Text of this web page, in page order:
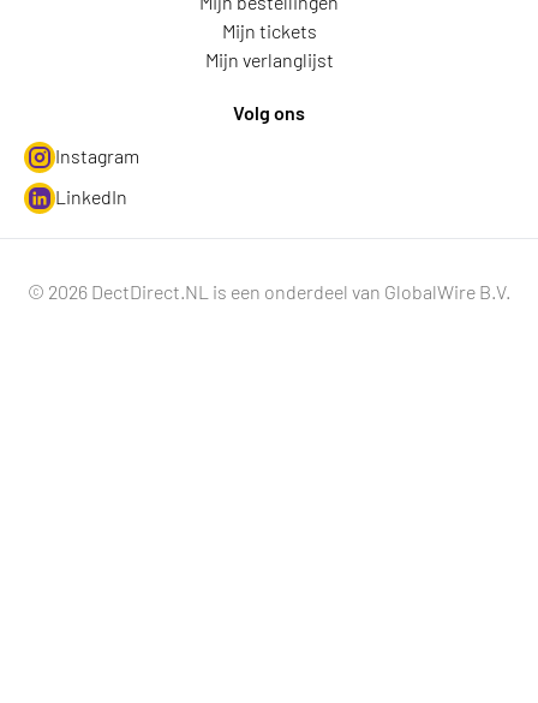
Mijn tickets
Mijn verlanglijst
Volg ons
Instagram
LinkedIn
© 2026 DectDirect.NL is een onderdeel van GlobalWire B.V.